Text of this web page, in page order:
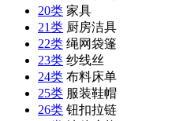
20类 家具
21类 厨房洁具
22类 绳网袋篷
23类 纱线丝
24类 布料床单
25类 服装鞋帽
26类 钮扣拉链